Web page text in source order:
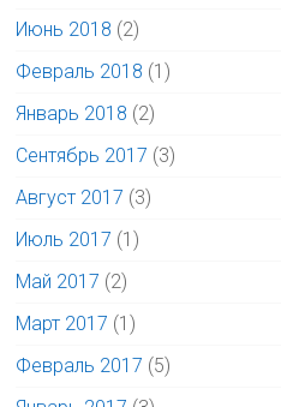
Июнь 2018 (2)
Февраль 2018 (1)
Январь 2018 (2)
Сентябрь 2017 (3)
Август 2017 (3)
Июль 2017 (1)
Май 2017 (2)
Март 2017 (1)
Февраль 2017 (5)